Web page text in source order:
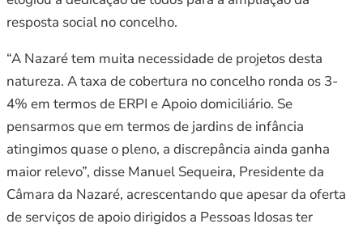
resposta social no concelho.
“A Nazaré tem muita necessidade de projetos desta
natureza. A taxa de cobertura no concelho ronda os 3-
4% em termos de ERPI e Apoio domiciliário. Se
pensarmos que em termos de jardins de infância
atingimos quase o pleno, a discrepância ainda ganha
maior relevo”, disse Manuel Sequeira, Presidente da
Câmara da Nazaré, acrescentando que apesar da oferta
de serviços de apoio dirigidos a Pessoas Idosas ter